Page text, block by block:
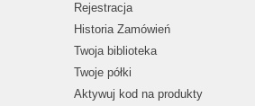
Rejestracja
Historia Zamówień
Twoja biblioteka
Twoje półki
Aktywuj kod na produkty